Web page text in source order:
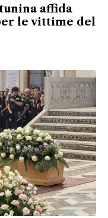
affida
le vittime del